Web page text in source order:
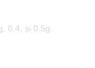
0.4, și 0.5g.